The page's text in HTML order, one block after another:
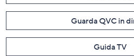
Guarda QVC in
Guida TV